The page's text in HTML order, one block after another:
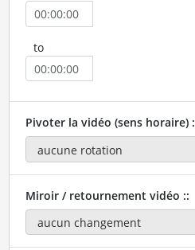
to
Pivoter la vidéo (sens horaire) :
Miroir / retournement vidéo ::